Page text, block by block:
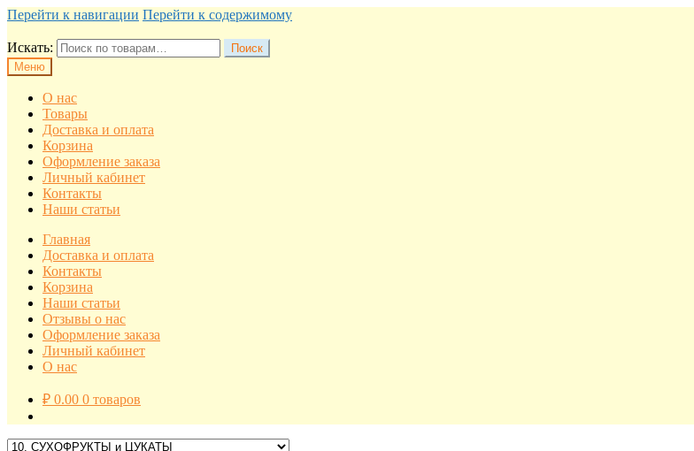
Перейти к навигации Перейти к содержимому
Искать:
Поиск
Меню
О нас
Товары
Доставка и оплата
Корзина
Оформление заказа
Личный кабинет
Контакты
Наши статьи
Главная
Доставка и оплата
Контакты
Корзина
Наши статьи
Отзывы о нас
Оформление заказа
Личный кабинет
О нас
₽ 0.00 0 товаров